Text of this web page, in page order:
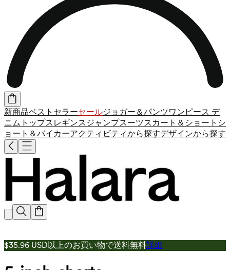
新商品ベストセラーセールジョガー＆パンツワンピース デ
ニム トップス レギンス ジャンプスーツスカート＆ショート シ
ョート＆バイカーアクティビティから探すデザインから探す
$35.96 USD以上のお買い物で送料無料詳細